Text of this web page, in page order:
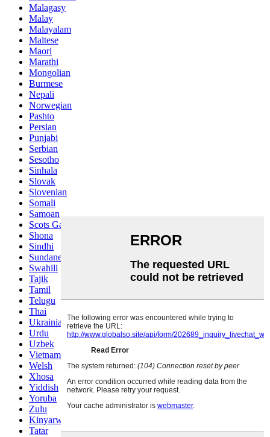
Malagasy
Malay
Malayalam
Maltese
Maori
Marathi
Mongolian
Burmese
Nepali
Norwegian
Pashto
Persian
Punjabi
Serbian
Sesotho
Sinhala
Slovak
Slovenian
Somali
Samoan
Scots Gaelic
Shona
Sindhi
Sundanese
Swahili
Tajik
Tamil
Telugu
Thai
Ukrainian
Urdu
Uzbek
Vietnamese
Welsh
Xhosa
Yiddish
Yoruba
Zulu
Kinyarwanda
Tatar